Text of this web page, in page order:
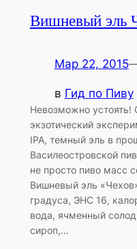
Вишневый эль
Мар 22, 2015
в Гид по Пиву
Невозможно устоять!
экзотический
IPA, темный эль в
Василеостровской
не просто пиво масс
Вишневый эль
градуса, ЭНС 16,
вода, ячменный
сироп,…